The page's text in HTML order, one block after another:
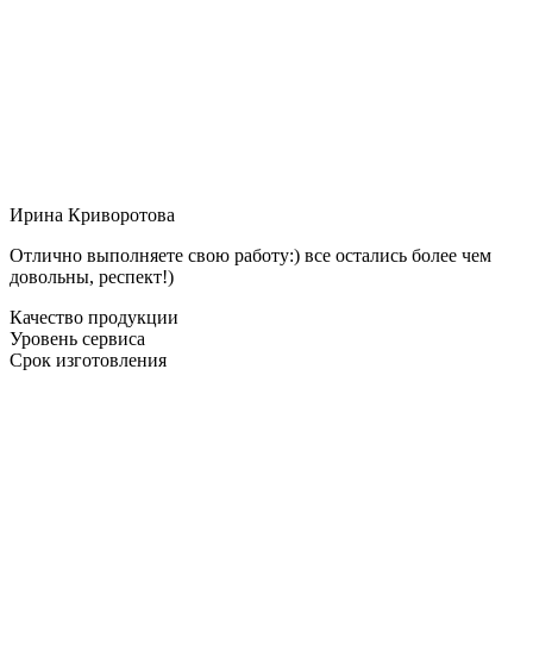
Ирина Криворотова
Отлично выполняете свою работу:) все остались более чем
довольны, респект!)
Качество продукции
Уровень сервиса
Срок изготовления